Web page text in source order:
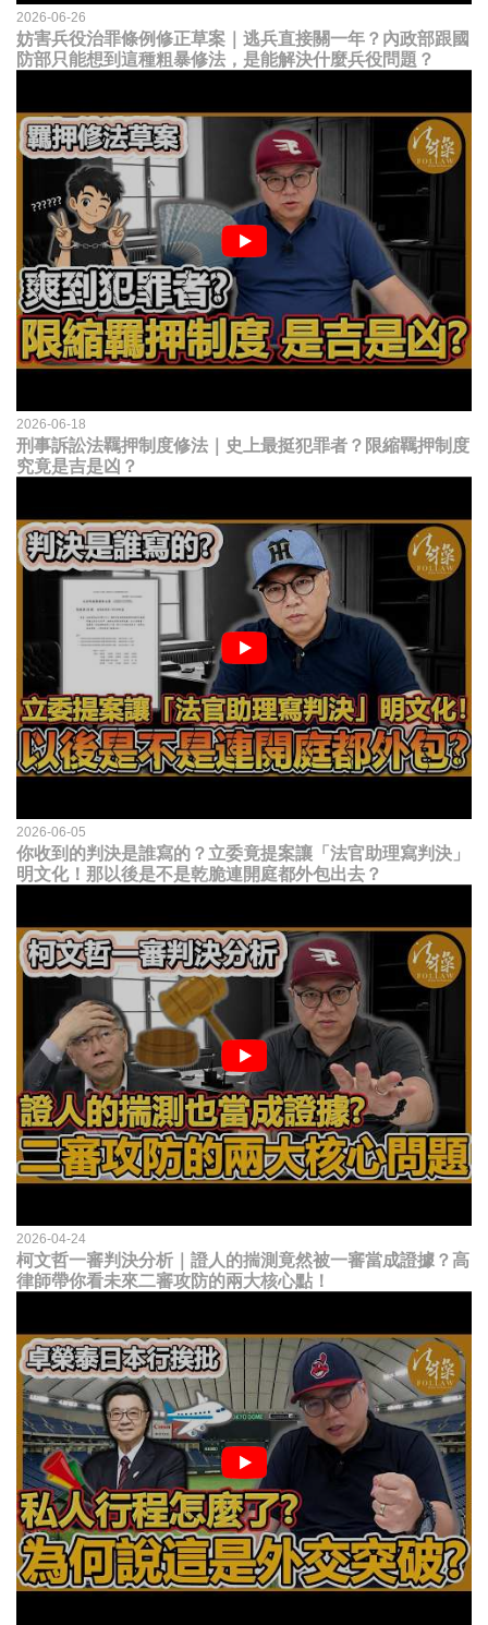
2026-06-26
妨害兵役治罪條例修正草案｜逃兵直接關一年？內政部跟國
防部只能想到這種粗暴修法，是能解決什麼兵役問題？
2026-06-18
刑事訴訟法羈押制度修法｜史上最挺犯罪者？限縮羈押制度
究竟是吉是凶？
2026-06-05
你收到的判決是誰寫的？立委竟提案讓「法官助理寫判決」
明文化！那以後是不是乾脆連開庭都外包出去？
2026-04-24
柯文哲一審判決分析｜證人的揣測竟然被一審當成證據？高
律師帶你看未來二審攻防的兩大核心點！